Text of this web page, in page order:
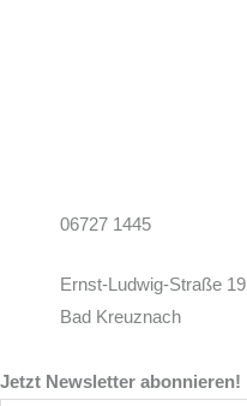
06727 1445
Ernst-Ludwig-Straße 19
Bad Kreuznach
Jetzt Newsletter abonnieren!